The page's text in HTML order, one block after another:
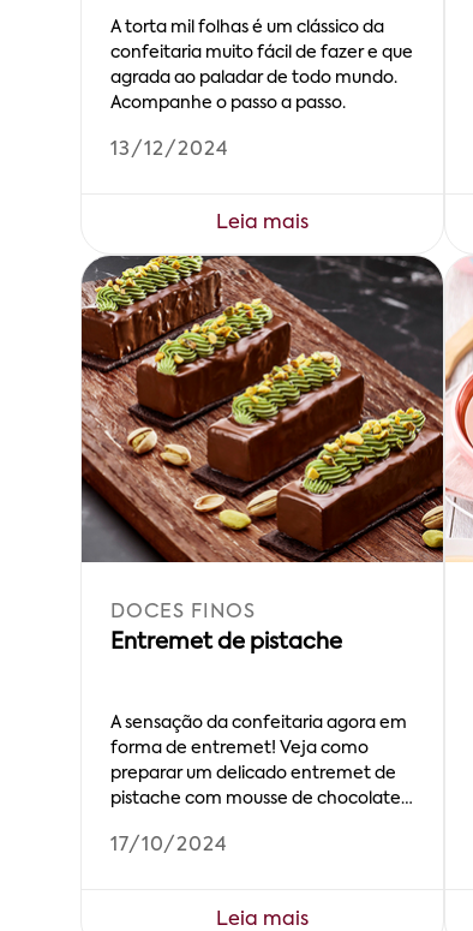
A torta mil folhas é um clássico da
confeitaria muito fácil de fazer e que
agrada ao paladar de todo mundo.
Acompanhe o passo a passo.
13/12/2024
Leia mais
DOCES FINOS
Entremet de pistache
A sensação da confeitaria agora em
forma de entremet! Veja como
preparar um delicado entremet de
pistache com mousse de chocolate
17/10/2024
Leia mais